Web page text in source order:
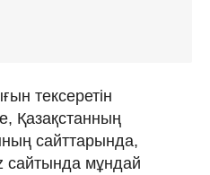
тексеретін
Қазақстанның
сайттарында,
сайтында мұндай